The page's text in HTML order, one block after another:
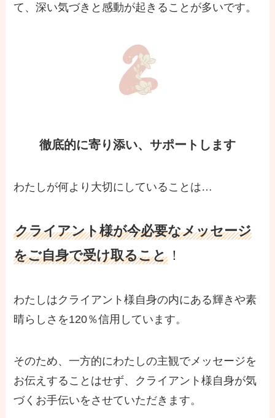
て、深い気づきと感動が起きることが多いです。
徹底的に寄り添い、サポートします
わたしが何より大切にしていることは…
クライアント様が今必要なメッセージ
をご自身で受け取ること ！
わたしはクライアント様自身の内にある輝きや素
晴らしさを120％信用しています。
そのため、一方的にわたしの主観でメッセージを
お伝えすることはせず、クライアント様自身が気
づくお手伝いをさせていただきます。